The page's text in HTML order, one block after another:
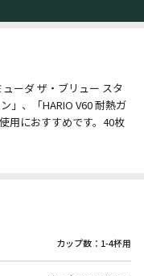
ーダ ザ・ブリュー スタ
」、「HARIO V60 耐熱ガ
用におすすめです。40枚
カップ数：1-4杯用